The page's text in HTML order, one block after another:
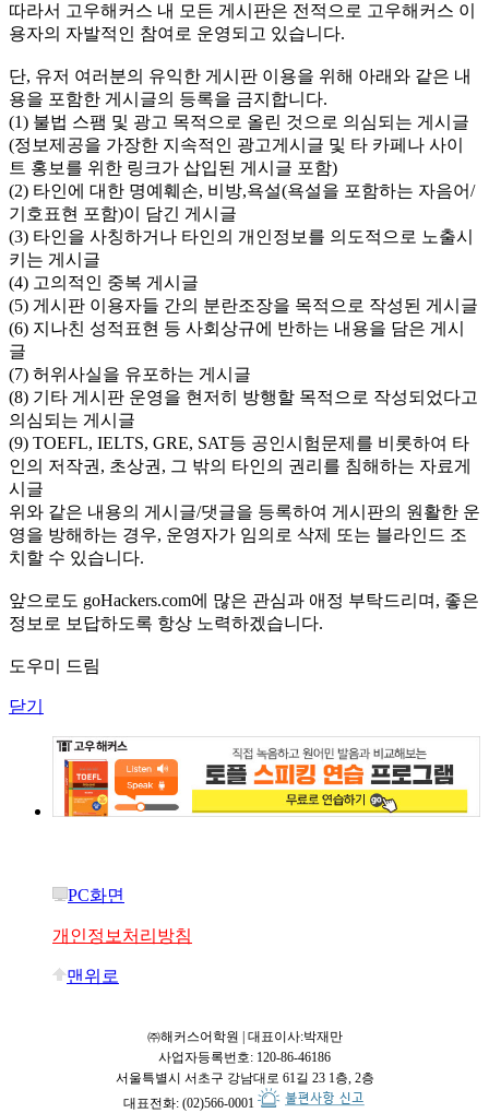
따라서 고우해커스 내 모든 게시판은 전적으로 고우해커스 이
용자의 자발적인 참여로 운영되고 있습니다.
단, 유저 여러분의 유익한 게시판 이용을 위해 아래와 같은 내
용을 포함한 게시글의 등록을 금지합니다.
(1) 불법 스팸 및 광고 목적으로 올린 것으로 의심되는 게시글
(정보제공을 가장한 지속적인 광고게시글 및 타 카페나 사이
트 홍보를 위한 링크가 삽입된 게시글 포함)
(2) 타인에 대한 명예훼손, 비방,욕설(욕설을 포함하는 자음어/
기호표현 포함)이 담긴 게시글
(3) 타인을 사칭하거나 타인의 개인정보를 의도적으로 노출시
키는 게시글
(4) 고의적인 중복 게시글
(5) 게시판 이용자들 간의 분란조장을 목적으로 작성된 게시글
(6) 지나친 성적표현 등 사회상규에 반하는 내용을 담은 게시
글
(7) 허위사실을 유포하는 게시글
(8) 기타 게시판 운영을 현저히 방행할 목적으로 작성되었다고
의심되는 게시글
(9) TOEFL, IELTS, GRE, SAT등 공인시험문제를 비롯하여 타
인의 저작권, 초상권, 그 밖의 타인의 권리를 침해하는 자료게
시글
위와 같은 내용의 게시글/댓글을 등록하여 게시판의 원활한 운
영을 방해하는 경우, 운영자가 임의로 삭제 또는 블라인드 조
치할 수 있습니다.
앞으로도 goHackers.com에 많은 관심과 애정 부탁드리며, 좋은
정보로 보답하도록 항상 노력하겠습니다.
도우미 드림
닫기
PC화면
개인정보처리방침
맨위로
㈜해커스어학원 | 대표이사:박재만
사업자등록번호: 120-86-46186
서울특별시 서초구 강남대로 61길 23 1층, 2층
대표전화: (02)566-0001